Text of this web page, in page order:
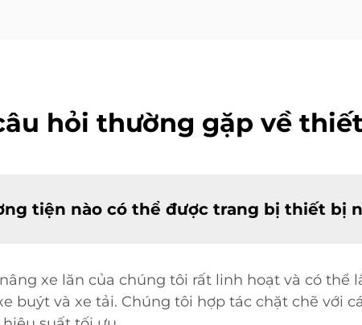
hỏi thường gặp về
tiện nào có thể được trang bị thiết bị
xe lăn của chúng tôi rất linh hoạt và có
buýt và xe tải. Chúng tôi hợp tác chặt chẽ với